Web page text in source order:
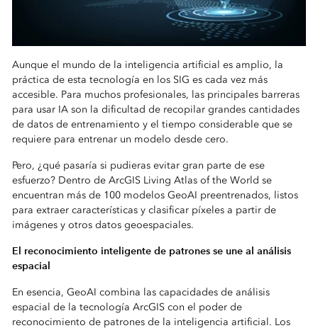
Aunque el mundo de la inteligencia artificial es amplio, la
práctica de esta tecnología en los SIG es cada vez más
accesible. Para muchos profesionales, las principales barreras
para usar IA son la dificultad de recopilar grandes cantidades
de datos de entrenamiento y el tiempo considerable que se
requiere para entrenar un modelo desde cero.
Pero, ¿qué pasaría si pudieras evitar gran parte de ese
esfuerzo? Dentro de ArcGIS Living Atlas of the World se
encuentran más de 100 modelos GeoAI preentrenados, listos
para extraer características y clasificar píxeles a partir de
imágenes y otros datos geoespaciales.
El reconocimiento inteligente de patrones se une al análisis
espacial
En esencia, GeoAI combina las capacidades de análisis
espacial de la tecnología ArcGIS con el poder de
reconocimiento de patrones de la inteligencia artificial. Los